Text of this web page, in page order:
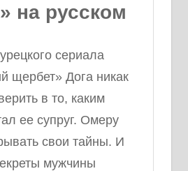
на русском
сериала
щербет» Дога никак
в то, каким
ее супруг. Омеру
свои тайны. И
мужчины